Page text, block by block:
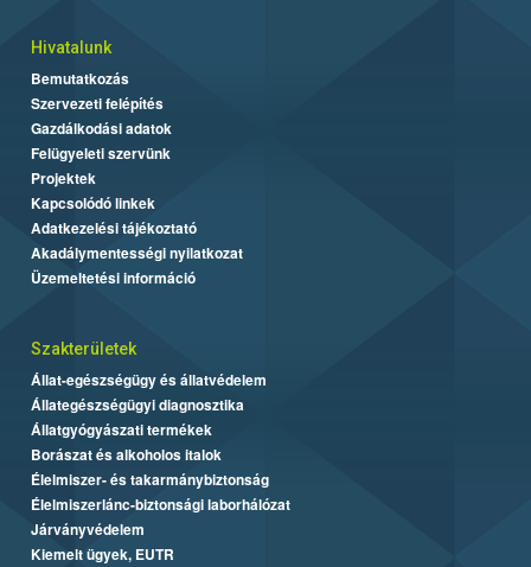
Hivatalunk
Bemutatkozás
Szervezeti felépítés
Gazdálkodási adatok
Felügyeleti szervünk
Projektek
Kapcsolódó linkek
Adatkezelési tájékoztató
Akadálymentességi nyilatkozat
Üzemeltetési információ
Szakterületek
Állat-egészségügy és állatvédelem
Állategészségügyi diagnosztika
Állatgyógyászati termékek
Borászat és alkoholos italok
Élelmiszer- és takarmánybiztonság
Élelmiszerlánc-biztonsági laborhálózat
Járványvédelem
Kiemelt ügyek, EUTR